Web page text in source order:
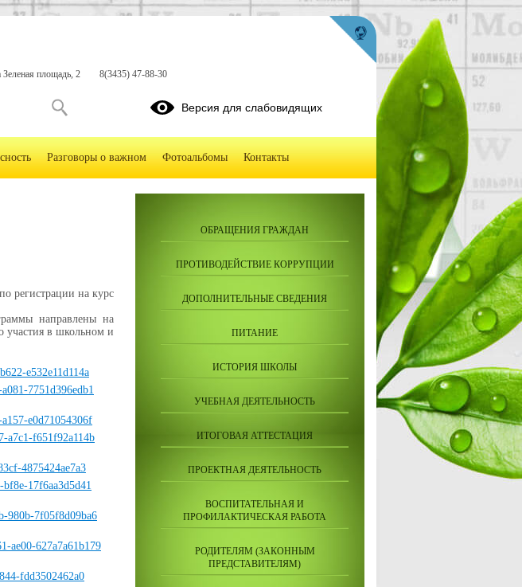
регистрации на курс
направлены на
участия в школьном и
e532e11d114a
7751d396edb1
e0d71054306f
a7c1-f651f92a114b
4875424ae7a3
bf8e-17f6aa3d5d41
980b-7f05f8d09ba6
ae00-627a7a61b179
fdd3502462a0
ОБРАЩЕНИЯ ГРАЖДАН
ПРОТИВОДЕЙСТВИЕ КОРРУПЦИИ
ДОПОЛНИТЕЛЬНЫЕ СВЕДЕНИЯ
ПИТАНИЕ
ИСТОРИЯ ШКОЛЫ
УЧЕБНАЯ ДЕЯТЕЛЬНОСТЬ
ИТОГОВАЯ АТТЕСТАЦИЯ
ПРОЕКТНАЯ ДЕЯТЕЛЬНОСТЬ
ВОСПИТАТЕЛЬНАЯ И
ПРОФИЛАКТИЧЕСКАЯ РАБОТА
РОДИТЕЛЯМ (ЗАКОННЫМ
ПРЕДСТАВИТЕЛЯМ)
площадь, 2 8(3435) 47-88-30
Версия для слабовидящих
Разговоры о важном Фотоальбомы Контакты